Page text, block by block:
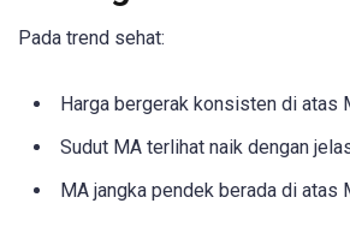
Pada trend sehat:
Harga bergerak konsisten di atas
Sudut MA terlihat naik dengan
MA jangka pendek berada di atas